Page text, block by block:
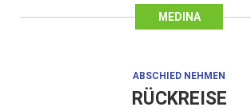
MEDINA
ABSCHIED NEHMEN
RÜCKREISE